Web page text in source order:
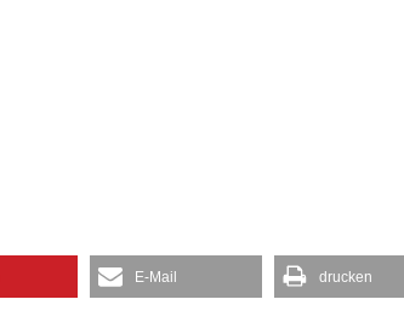
E-Mail drucken